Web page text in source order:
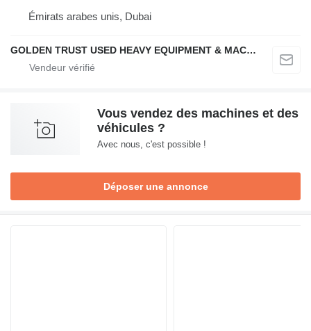
Émirats arabes unis, Dubai
GOLDEN TRUST USED HEAVY EQUIPMENT & MACHINERY TRADING L.L.C
Vous vendez des machines et des
véhicules ?
Avec nous, c'est possible !
Déposer une annonce